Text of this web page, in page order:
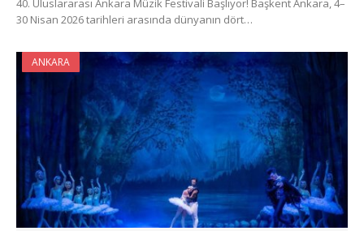
40. Uluslararası Ankara Müzik Festivali Başlıyor! Başkent Ankara, 4–
30 Nisan 2026 tarihleri arasında dünyanın dört…
ANKARA